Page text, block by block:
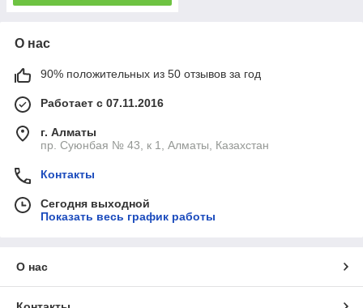
О нас
90% положительных из 50 отзывов за год
Работает с 07.11.2016
г. Алматы
пр. Суюнбая № 43, к 1, Алматы, Казахстан
Контакты
Сегодня выходной
Показать весь график работы
О нас